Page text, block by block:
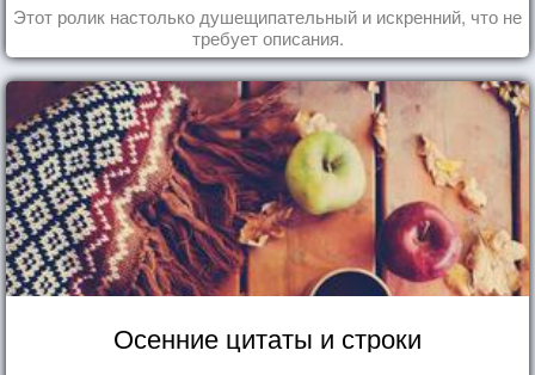
Этот ролик настолько душещипательный и искренний, что не
требует описания.
Осенние цитаты и строки